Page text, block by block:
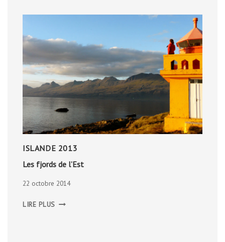
ISLANDE 2013
Les fjords de l’Est
22 octobre 2014
LIRE PLUS FJORDS